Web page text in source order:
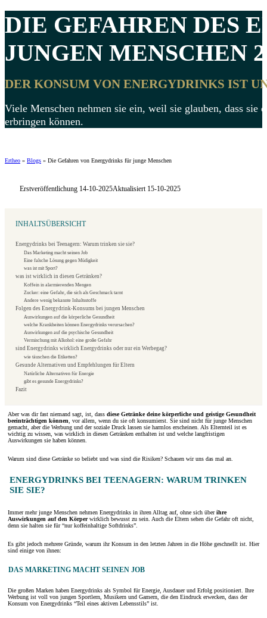
DIE GEFAHREN DES
JUNGEN MENSCHEN
DER KONSUM VON ENERGYDRINKS IST
Viele Menschen nehmen sie ein, weil sie glauben, dass sie
erbringen können.
Ertheo » Blogs » Die Gefahren von Energydrinks für junge Menschen
Erstveröffentlichung 14-10-2025Aktualisiert 15-10-2025
INHALTSÜBERSICHT
Energydrinks bei Teenagern: Warum trinken sie sie?
Das Marketing macht seinen Job
Eine falsche Lösung gegen Müdigkeit
was ist mit Sport?
was ist wirklich in diesen Getränken?
Koffein in alarmierenden Mengen
Zucker: eine Gefahr, die sich als Geschmack tarnt
Andere wenig bekannte Inhaltsstoffe
Folgen des Energydrink-Konsums bei jungen Menschen
Auswirkungen auf die körperliche Gesundheit
welche Krankheiten können Energydrinks verursachen?
Auswirkungen auf die psychische Gesundheit
Vermischung mit Alkohol: eine große Gefahr
sind Energydrinks wirklich Energydrinks oder nur ein Werbegag?
wie täuschen die Etiketten?
Gesunde Alternativen und Empfehlungen für Eltern
Natürliche Alternativen für Energie
gibt es gesunde Energydrinks?
Fazit
Aber was dir fast niemand sagt, ist, dass diese Getränke deine körperliche und geistige Gesundheit
beeinträchtigen können , vor allem, wenn du sie oft konsumierst. Sie sind nicht für junge Menschen
gemacht, aber die Werbung und der soziale Druck lassen sie harmlos erscheinen. Als Elternteil ist es
wichtig zu wissen, was wirklich in diesen Getränken enthalten ist und welche langfristigen
Auswirkungen sie haben können.
Warum sind diese Getränke so beliebt und was sind die Risiken? Schauen wir uns das mal an.
ENERGYDRINKS BEI TEENAGERN: WARUM TRINKEN
SIE SIE?
Immer mehr junge Menschen nehmen Energydrinks in ihren Alltag auf, ohne sich überihre
Auswirkungen auf den Körperwirklich bewusst zu sein. Auch die Eltern sehen die Gefahr oft nicht,
denn sie halten sie für “nur koffeinhaltige Softdrinks”.
Es gibt jedoch mehrere Gründe, warum ihr Konsum in den letzten Jahren in die Höhe geschnellt ist. Hier
sind einige von ihnen:
DAS MARKETING MACHT SEINEN JOB
Die großen Marken haben Energydrinks als Symbol für Energie, Ausdauer und Erfolg positioniert. Ihre
Werbung ist voll von jungen Sportlern, Musikern und Gamern, die den Eindruck erwecken, dass der
Konsum von Energydrinks “Teil eines aktiven Lebensstils” ist.